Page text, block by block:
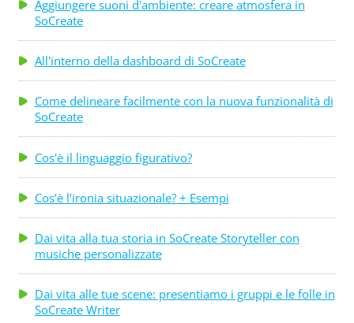
coaching di successo per aspiranti scribi, chiamata
No BullScript Consulting. Ha un modo molto chiaro
di descrivere l'incontro perfetto, anche se, come dice
lui, "non esiste un modo giusto, c'è solo un...
Aggiungere suoni d'ambiente: creare atmosfera in
SoCreate
All'interno della dashboard di SoCreate
Come delineare facilmente con la nuova funzionalità di
SoCreate
Cos'è il linguaggio figurativo?
Cos’è l’ironia situazionale? + Esempi
Dai vita alla tua storia in SoCreate Storyteller con
musiche personalizzate
Dai vita alle tue scene: presentiamo i gruppi e le folle in
SoCreate Writer